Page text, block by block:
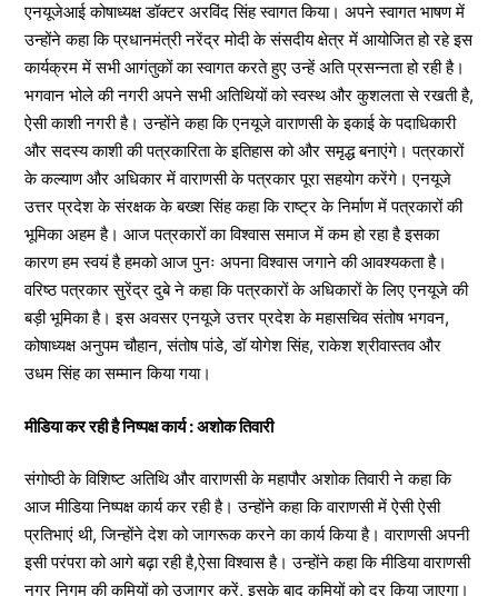
एनयूजेआई कोषाध्यक्ष डॉक्टर अरविंद सिंह स्वागत किया। अपने स्वागत भाषण में
उन्होंने कहा कि प्रधानमंत्री नरेंद्र मोदी के संसदीय क्षेत्र में आयोजित हो रहे इस
कार्यक्रम में सभी आगंतुकों का स्वागत करते हुए उन्हें अति प्रसन्नता हो रही है।
भगवान भोले की नगरी अपने सभी अतिथियों को स्वस्थ और कुशलता से रखती है,
ऐसी काशी नगरी है। उन्होंने कहा कि एनयूजे वाराणसी के इकाई के पदाधिकारी
और सदस्य काशी की पत्रकारिता के इतिहास को और समृद्ध बनाएंगे। पत्रकारों
के कल्याण और अधिकार में वाराणसी के पत्रकार पूरा सहयोग करेंगे। एनयूजे
उत्तर प्रदेश के संरक्षक के बख्श सिंह कहा कि राष्ट्र के निर्माण में पत्रकारों की
भूमिका अहम है। आज पत्रकारों का विश्वास समाज में कम हो रहा है इसका
कारण हम स्वयं है हमको आज पुनः अपना विश्वास जगाने की आवश्यकता है।
वरिष्ठ पत्रकार सुरेंद्र दुबे ने कहा कि पत्रकारों के अधिकारों के लिए एनयूजे की
बड़ी भूमिका है। इस अवसर एनयूजे उत्तर प्रदेश के महासचिव संतोष भगवन,
कोषाध्यक्ष अनुपम चौहान, संतोष पांडे, डॉ योगेश सिंह, राकेश श्रीवास्तव और
उधम सिंह का सम्मान किया गया।
मीडिया कर रही है निष्पक्ष कार्य : अशोक तिवारी
संगोष्ठी के विशिष्ट अतिथि और वाराणसी के महापौर अशोक तिवारी ने कहा कि
आज मीडिया निष्पक्ष कार्य कर रही है। उन्होंने कहा कि वाराणसी में ऐसी ऐसी
प्रतिभाएं थी, जिन्होंने देश को जागरूक करने का कार्य किया है। वाराणसी अपनी
इसी परंपरा को आगे बढ़ा रही है,ऐसा विश्वास है। उन्होंने कहा कि मीडिया वाराणसी
नगर निगम की कमियों को उजागर करें, इसके बाद कमियों को दूर किया जाएगा।